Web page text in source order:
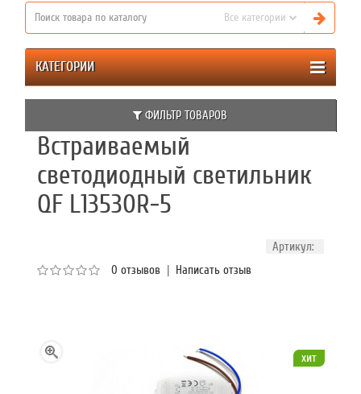
Все категории
КАТЕГОРИИ
ФИЛЬТР ТОВАРОВ
Встраиваемый
светодиодный светильник
QF L13530R-5
Артикул:
0 отзывов | Написать отзыв
хит